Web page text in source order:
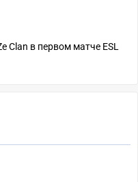
Clan в первом матче ESL